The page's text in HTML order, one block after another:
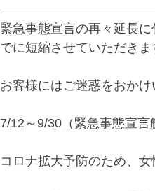
緊急事態宣言の再々延長
でに短縮させていただきま
お客様にはご迷惑をおか
7/12～9/30（緊急事態宣言
コロナ拡大予防のため、